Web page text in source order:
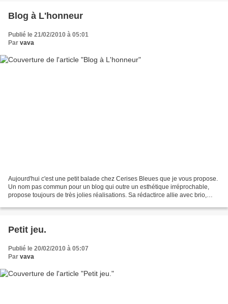
Blog à L'honneur
Publié le 21/02/2010 à 05:01
Par vava
Aujourd'hui c'est une petit balade chez Cerises Bleues que je vous propose.
Un nom pas commun pour un blog qui outre un esthétique irréprochable,
propose toujours de très jolies réalisations. Sa rédactirce allie avec brio,
Petit jeu.
Publié le 20/02/2010 à 05:07
Par vava